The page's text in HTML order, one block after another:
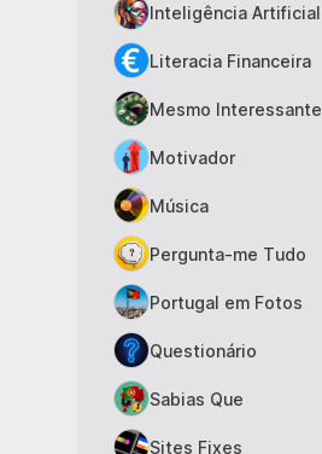
Inteligência Artificial
Literacia Financeira
Mesmo Interessante
Motivador
Música
Pergunta-me Tudo
Portugal em Fotos
Questionário
Sabias Que
Sites Fixes